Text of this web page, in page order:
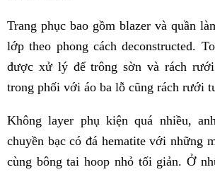
Trang phục bao gồm blazer và quần
lớp theo phong cách deconstructed.
được xử lý để trông sờn và rách
trong phối với áo ba lỗ cũng rách rưới
Không layer phụ kiện quá nhiều,
chuyền bạc có đá hematite với những
cùng bông tai hoop nhỏ tối giản. Ở